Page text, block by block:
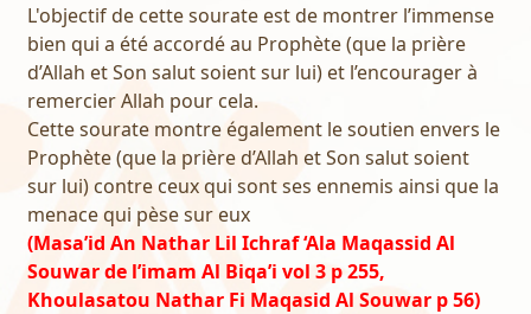
L'objectif de cette sourate est de montrer l’immense
bien qui a été accordé au Prophète (que la prière
d’Allah et Son salut soient sur lui) et l’encourager à
remercier Allah pour cela.
Cette sourate montre également le soutien envers le
Prophète (que la prière d’Allah et Son salut soient
sur lui) contre ceux qui sont ses ennemis ainsi que la
menace qui pèse sur eux
(Masa’id An Nathar Lil Ichraf ‘Ala Maqassid Al
Souwar de l’imam Al Biqa’i vol 3 p 255,
Khoulasatou Nathar Fi Maqasid Al Souwar p 56)